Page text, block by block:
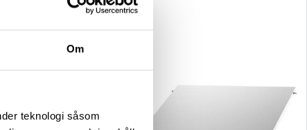
Om
teknologi såsom